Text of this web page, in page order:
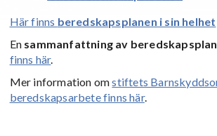
Här finns beredskapsplanen i sin helhet
En sammanfattning av
finns här.
Mer information omstiftets
beredskapsarbete finns här.